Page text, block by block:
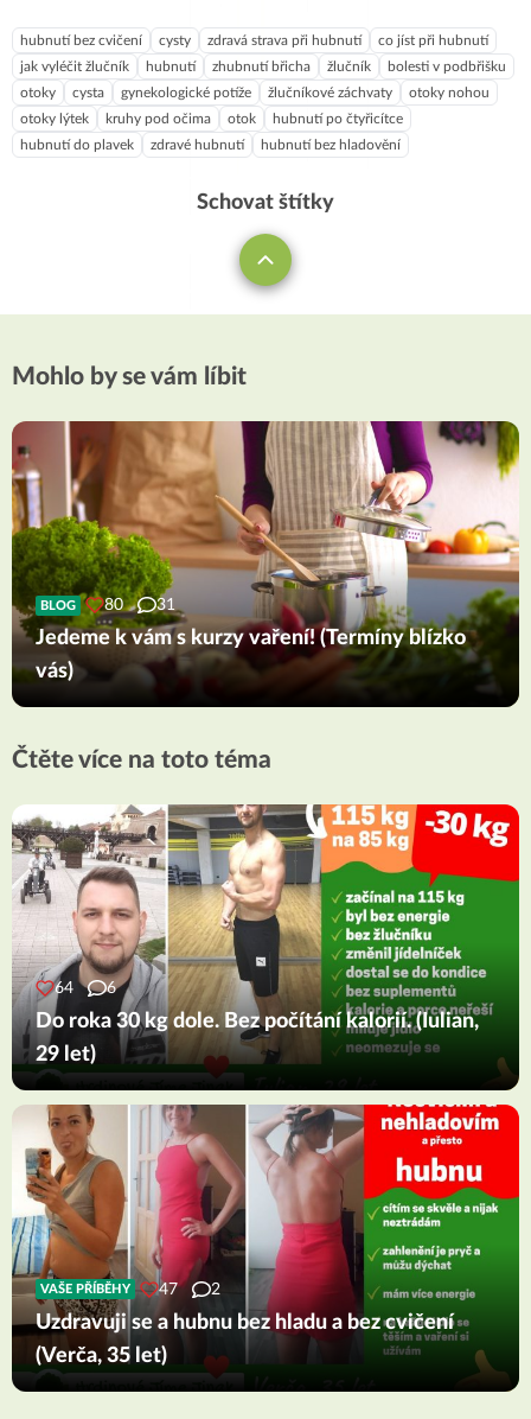
hubnutí bez cvičení cysty zdravá strava při hubnutí
co jíst při hubnutí
jak vyléčit žlučník
hubnutí zhubnutí břicha žlučník
bolesti v podbřišku
otoky
cysta gynekologické potíže žlučníkové záchvaty
otoky nohou
otoky lýtek
kruhy pod očima otok
hubnutí po čtyřicítce
hubnutí do plavek
zdravé hubnutí hubnutí bez hladovění
Schovat štítky
Mohlo by se vám líbit
BLOG 80 31
Jedeme k vám s kurzy vaření! (Termíny blízko
vás)
Čtěte více na toto téma
64 6
Do roka 30 kg dole. Bez počítání kalorií. (Iulian,
29 let)
VAŠE PŘÍBĚHY 47 2
Uzdravuji se a hubnu bez hladu a bez cvičení
(Verča, 35 let)